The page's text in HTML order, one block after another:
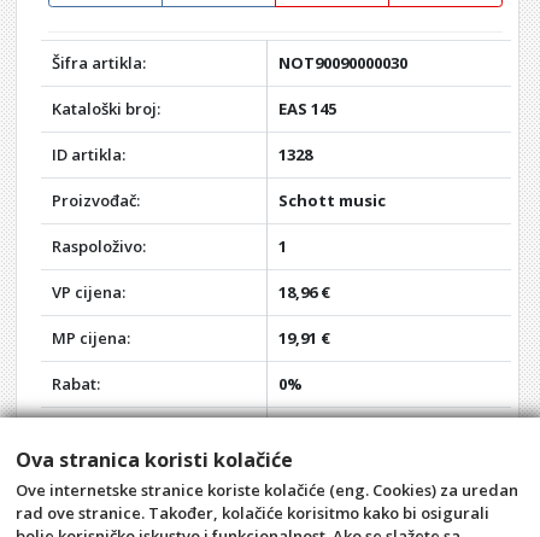
Šifra artikla: NOT90090000030
Kataloški broj: EAS 145
ID artikla: 1328
Proizvođač: Schott music
Raspoloživo: 1
VP cijena: 18,96 €
MP cijena: 19,91 €
Rabat: 0%
Akcija: -
Ova stranica koristi kolačiće
Ove internetske stranice koriste kolačiće (eng. Cookies) za uredan
rad ove stranice. Također, kolačiće korisitmo kako bi osigurali